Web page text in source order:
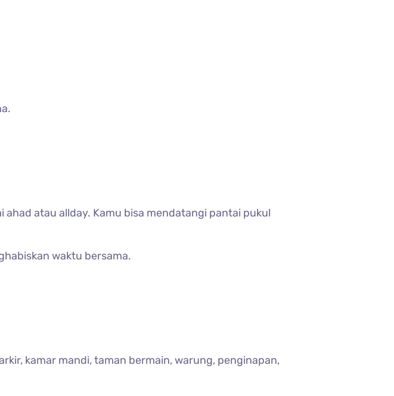
atau allday. Kamu bisa mendatangi pantai pukul
waktu bersama.
kamar mandi, taman bermain, warung, penginapan,